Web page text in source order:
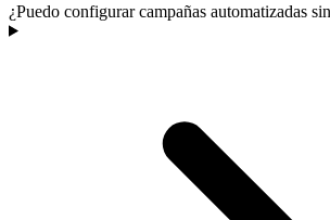
¿Puedo configurar campañas automatizadas